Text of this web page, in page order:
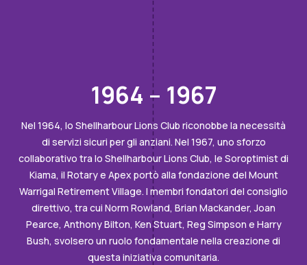
1964 – 1967
Nel 1964, lo Shellharbour Lions Club riconobbe la necessità
di servizi sicuri per gli anziani. Nel 1967, uno sforzo
collaborativo tra lo Shellharbour Lions Club, le Soroptimist di
Kiama, il Rotary e Apex portò alla fondazione del Mount
Warrigal Retirement Village. I membri fondatori del consiglio
direttivo, tra cui Norm Rowland, Brian Mackander, Joan
Pearce, Anthony Bilton, Ken Stuart, Reg Simpson e Harry
Bush, svolsero un ruolo fondamentale nella creazione di
questa iniziativa comunitaria.